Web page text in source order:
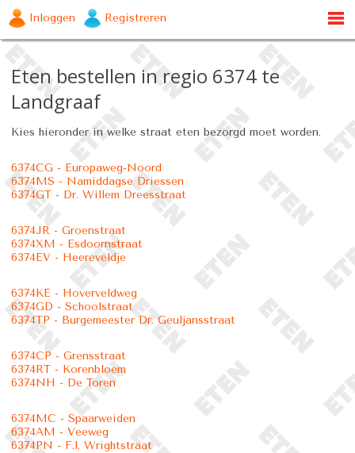
Inloggen Registreren
Eten bestellen in regio 6374 te
Landgraaf
Kies hieronder in welke straat eten bezorgd moet worden.
6374CG - Europaweg-Noord
6374MS - Namiddagse Driessen
6374GT - Dr. Willem Dreesstraat
6374JR - Groenstraat
6374XM - Esdoornstraat
6374EV - Heereveldje
6374KE - Hoverveldweg
6374GD - Schoolstraat
6374TP - Burgemeester Dr. Geuljansstraat
6374CP - Grensstraat
6374RT - Korenbloem
6374NH - De Toren
6374MC - Spaarweiden
6374AM - Veeweg
6374PN - F.l. Wrightstraat